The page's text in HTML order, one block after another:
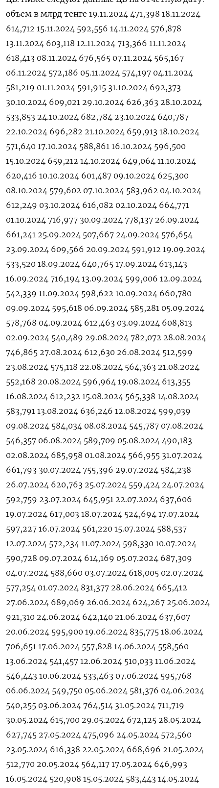
объем в млрд тенге 19.11.2024 471,398 18.11.2024
614,712 15.11.2024 592,556 14.11.2024 576,878
13.11.2024 603,118 12.11.2024 713,366 11.11.2024
618,413 08.11.2024 676,565 07.11.2024 565,167
06.11.2024 572,186 05.11.2024 574,197 04.11.2024
581,219 01.11.2024 591,915 31.10.2024 692,373
30.10.2024 609,021 29.10.2024 626,363 28.10.2024
533,853 24.10.2024 682,784 23.10.2024 640,787
22.10.2024 696,282 21.10.2024 659,913 18.10.2024
571,640 17.10.2024 588,861 16.10.2024 596,500
15.10.2024 659,212 14.10.2024 649,064 11.10.2024
620,416 10.10.2024 601,487 09.10.2024 625,300
08.10.2024 579,602 07.10.2024 583,962 04.10.2024
612,249 03.10.2024 616,082 02.10.2024 664,771
01.10.2024 716,977 30.09.2024 778,137 26.09.2024
661,241 25.09.2024 507,667 24.09.2024 576,654
23.09.2024 609,566 20.09.2024 591,912 19.09.2024
533,520 18.09.2024 640,765 17.09.2024 613,143
16.09.2024 716,194 13.09.2024 599,006 12.09.2024
542,339 11.09.2024 598,622 10.09.2024 660,780
09.09.2024 595,618 06.09.2024 585,281 05.09.2024
578,768 04.09.2024 612,463 03.09.2024 608,813
02.09.2024 540,489 29.08.2024 782,072 28.08.2024
746,865 27.08.2024 612,630 26.08.2024 512,599
23.08.2024 575,118 22.08.2024 564,363 21.08.2024
552,168 20.08.2024 596,964 19.08.2024 613,355
16.08.2024 612,232 15.08.2024 565,338 14.08.2024
583,791 13.08.2024 636,246 12.08.2024 599,039
09.08.2024 584,034 08.08.2024 545,787 07.08.2024
546,357 06.08.2024 589,709 05.08.2024 490,183
02.08.2024 685,958 01.08.2024 566,955 31.07.2024
661,793 30.07.2024 755,396 29.07.2024 584,238
26.07.2024 620,763 25.07.2024 559,424 24.07.2024
592,759 23.07.2024 645,951 22.07.2024 637,606
19.07.2024 617,003 18.07.2024 524,694 17.07.2024
597,227 16.07.2024 561,220 15.07.2024 588,537
12.07.2024 572,234 11.07.2024 598,330 10.07.2024
590,728 09.07.2024 614,169 05.07.2024 687,309
04.07.2024 588,660 03.07.2024 618,005 02.07.2024
577,254 01.07.2024 831,377 28.06.2024 665,412
27.06.2024 689,069 26.06.2024 624,267 25.06.2024
921,310 24.06.2024 642,140 21.06.2024 637,607
20.06.2024 595,900 19.06.2024 835,775 18.06.2024
706,651 17.06.2024 557,828 14.06.2024 558,560
13.06.2024 541,457 12.06.2024 510,033 11.06.2024
546,443 10.06.2024 533,463 07.06.2024 595,768
06.06.2024 549,750 05.06.2024 581,376 04.06.2024
540,255 03.06.2024 764,514 31.05.2024 711,719
30.05.2024 615,700 29.05.2024 672,125 28.05.2024
627,745 27.05.2024 475,096 24.05.2024 572,560
23.05.2024 616,338 22.05.2024 668,696 21.05.2024
512,770 20.05.2024 564,117 17.05.2024 646,993
16.05.2024 520,908 15.05.2024 583,443 14.05.2024